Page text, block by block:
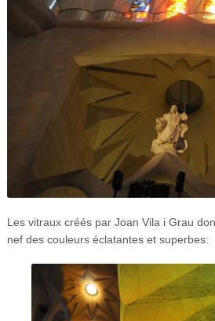
Les vitraux créés par Joan Vila i Grau
nef des couleurs éclatantes et superbes: